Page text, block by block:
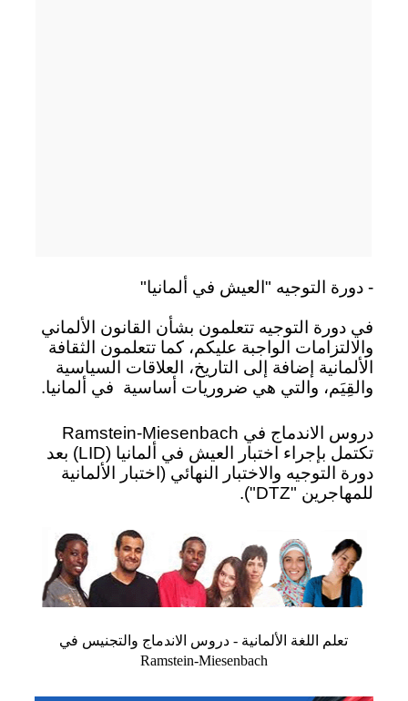
- دورة التوجيه "العيش في ألمانيا"
في دورة التوجيه تتعلمون بشأن القانون الألماني
والالتزامات الواجبة عليكم، كما تتعلمون الثقافة
الألمانية إضافة إلى التاريخ، العلاقات السياسية
والقِيَم، والتي هي ضروريات أساسية في ألمانيا.
دروس الاندماج في Ramstein-Miesenbach
تكتمل بإجراء اختبار العيش في ألمانيا (LID) بعد
دورة التوجيه والاختبار النهائي (اختبار الألمانية
للمهاجرين "DTZ").
تعلم اللغة الألمانية - دروس الاندماج والتجنيس في
Ramstein-Miesenbach